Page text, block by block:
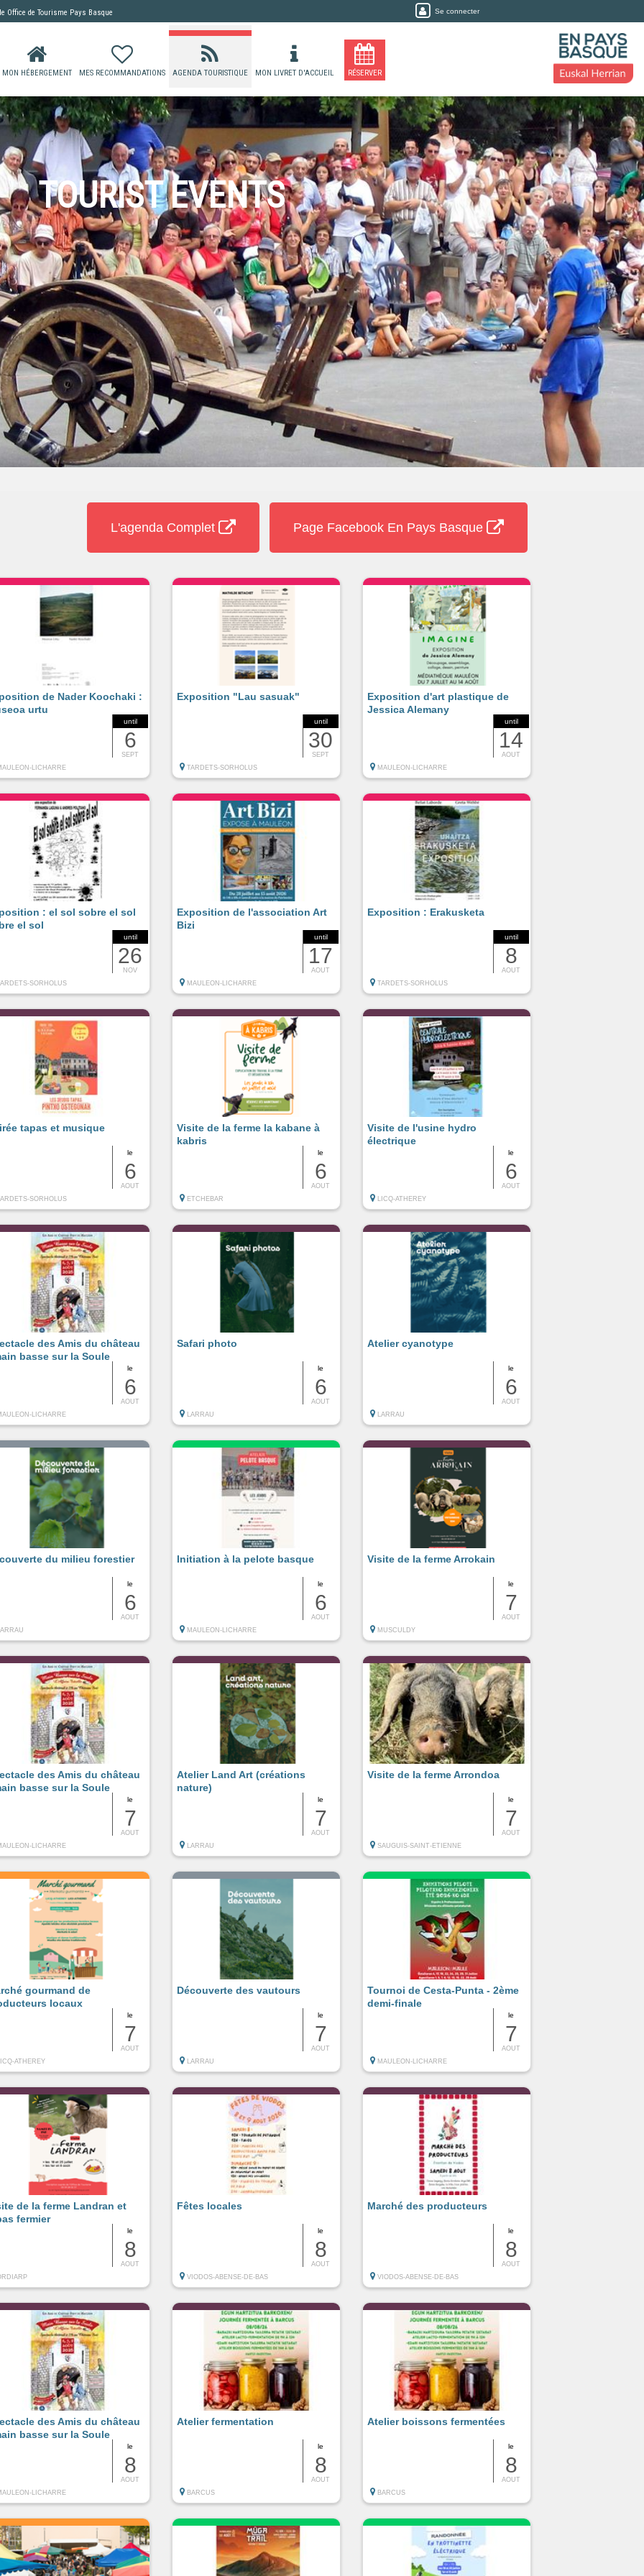
Office de Tourisme Pays Basque Se connecter
MON HÉBERGEMENT MES RECOMMANDATIONS AGENDA TOURISTIQUE MON LIVRET D'ACCUEIL RÉSERVER
TOURIST EVENTS
L'agenda Complet Page Facebook En Pays Basque
until
6
SEPT
de Nader Koochaki :
urtu
LICHARRE
until
30
SEPT
Exposition "Lau sasuak"
TARDETS-SORHOLUS
until
14
AOUT
Exposition d'art plastique de
Jessica Alemany
MAULEON-LICHARRE
until
26
NOV
: el sol sobre el sol
el sol
SORHOLUS
until
17
AOUT
Exposition de l'association Art
Bizi
MAULEON-LICHARRE
until
8
AOUT
Exposition : Erakusketa
TARDETS-SORHOLUS
le
6
AOUT
tapas et musique
SORHOLUS
le
6
AOUT
Visite de la ferme la kabane à
kabris
ETCHEBAR
le
6
AOUT
Visite de l'usine hydro
électrique
LICQ-ATHEREY
le
6
AOUT
des Amis du château
basse sur la Soule
LICHARRE
le
6
AOUT
Safari photo
LARRAU
le
6
AOUT
Atelier cyanotype
LARRAU
le
6
AOUT
du milieu forestier
le
6
AOUT
Initiation à la pelote basque
MAULEON-LICHARRE
le
7
AOUT
Visite de la ferme Arrokain
MUSCULDY
le
7
AOUT
des Amis du château
basse sur la Soule
LICHARRE
le
7
AOUT
Atelier Land Art (créations
nature)
LARRAU
le
7
AOUT
Visite de la ferme Arrondoa
SAUGUIS-SAINT-ETIENNE
le
7
AOUT
gourmand de
locaux
ATHEREY
le
7
AOUT
Découverte des vautours
LARRAU
le
7
AOUT
Tournoi de Cesta-Punta - 2ème
demi-finale
MAULEON-LICHARRE
le
8
AOUT
de la ferme Landran et
fermier
le
8
AOUT
Fêtes locales
VIODOS-ABENSE-DE-BAS
le
8
AOUT
Marché des producteurs
VIODOS-ABENSE-DE-BAS
le
8
AOUT
des Amis du château
basse sur la Soule
LICHARRE
le
8
AOUT
Atelier fermentation
BARCUS
le
8
AOUT
Atelier boissons fermentées
BARCUS